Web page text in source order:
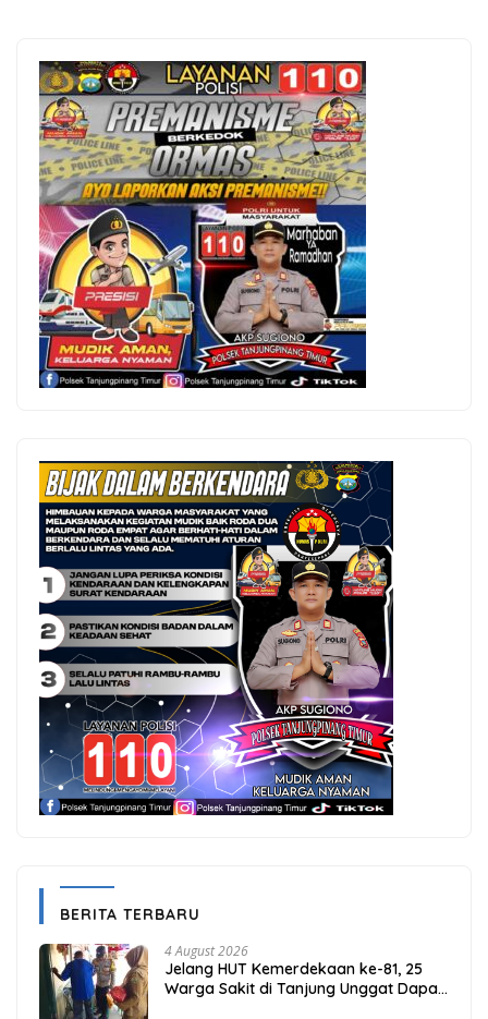
BERITA TERBARU
4 August 2026
Jelang HUT Kemerdekaan ke-81, 25
Warga Sakit di Tanjung Unggat Dapat